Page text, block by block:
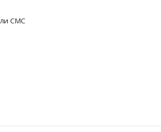
СМС